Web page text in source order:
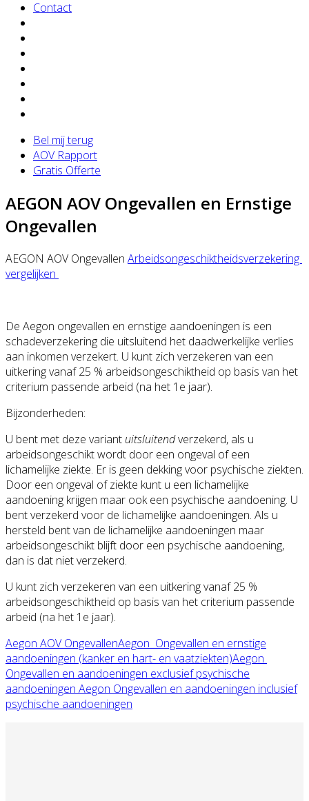
Contact
Bel mij terug
AOV Rapport
Gratis Offerte
AEGON AOV Ongevallen en Ernstige
Ongevallen
AEGON AOV Ongevallen Arbeidsongeschiktheidsverzekering
vergelijken
De Aegon ongevallen en ernstige aandoeningen is een
schadeverzekering die uitsluitend het daadwerkelijke verlies
aan inkomen verzekert. U kunt zich verzekeren van een
uitkering vanaf 25 % arbeidsongeschiktheid op basis van het
criterium passende arbeid (na het 1e jaar).
Bijzonderheden:
U bent met deze variant uitsluitendverzekerd, als u
arbeidsongeschikt wordt door een ongeval of een
lichamelijke ziekte. Er is geen dekking voor psychische ziekten.
Door een ongeval of ziekte kunt u een lichamelijke
aandoening krijgen maar ook een psychische aandoening. U
bent verzekerd voor de lichamelijke aandoeningen. Als u
hersteld bent van de lichamelijke aandoeningen maar
arbeidsongeschikt blijft door een psychische aandoening,
dan is dat niet verzekerd.
U kunt zich verzekeren van een uitkering vanaf 25 %
arbeidsongeschiktheid op basis van het criterium passende
arbeid (na het 1e jaar).
Aegon AOV OngevallenAegon Ongevallen en ernstige
aandoeningen (kanker en hart- en vaatziekten)Aegon
Ongevallen en aandoeningen exclusief psychische
aandoeningen Aegon Ongevallen en aandoeningen inclusief
psychische aandoeningen